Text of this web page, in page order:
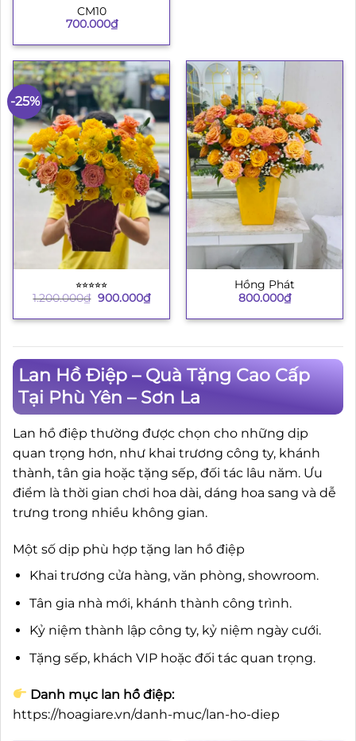
CM10
700.000₫
-25%
⭐︎⭐︎⭐︎⭐︎⭐︎
1.200.000₫ Giá
là:
900.000₫Giá
hiện
tại
Hồng Phát
800.000₫
Lan Hồ Điệp – Quà Tặng Cao Cấp
Tại Phù Yên – Sơn La
Lan hồ điệp thường được chọn cho những dịp
quan trọng hơn, như khai trương công ty, khánh
thành, tân gia hoặc tặng sếp, đối tác lâu năm. Ưu
điểm là thời gian chơi hoa dài, dáng hoa sang và dễ
trưng trong nhiều không gian.
Một số dịp phù hợp tặng lan hồ điệp
Khai trương cửa hàng, văn phòng, showroom.
Tân gia nhà mới, khánh thành công trình.
Kỷ niệm thành lập công ty, kỷ niệm ngày cưới.
Tặng sếp, khách VIP hoặc đối tác quan trọng.
Danh mục lan hồ điệp:
https://hoagiare.vn/danh-muc/lan-ho-diep